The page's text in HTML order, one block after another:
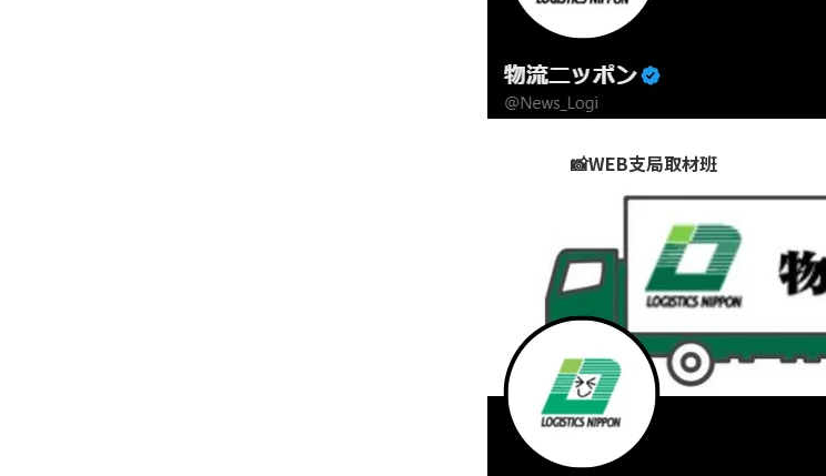
📸WEB支局取材班